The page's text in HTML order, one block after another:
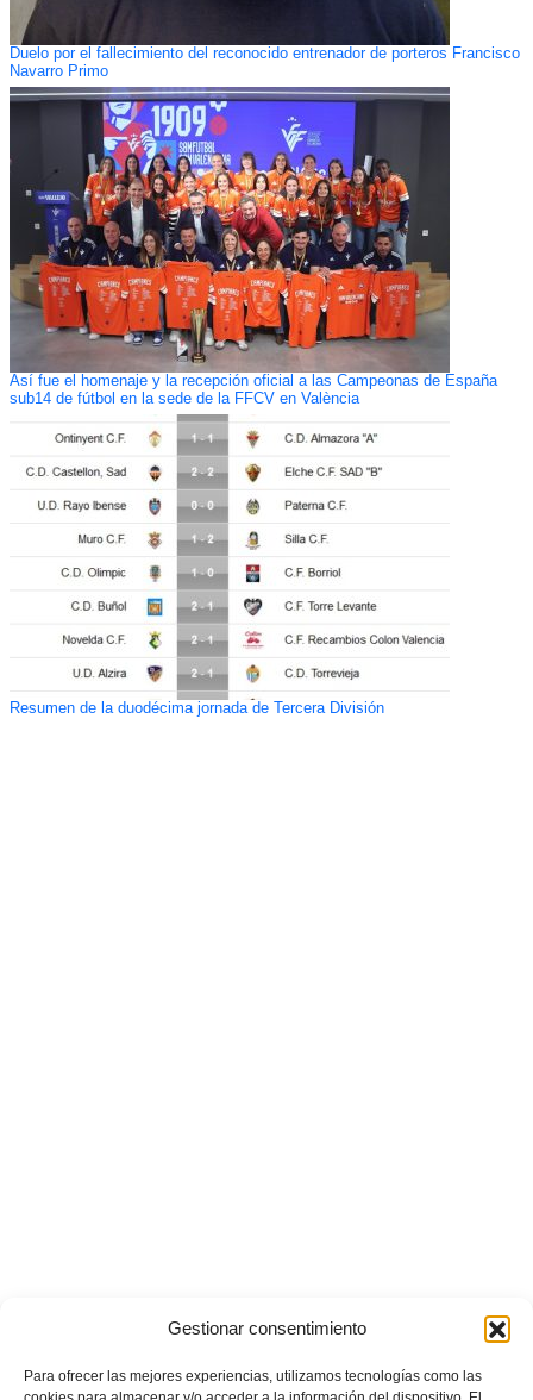
Gestionar consentimiento
Para ofrecer las mejores experiencias, utilizamos tecnologías como las
Duelo por el fallecimiento del reconocido entrenador de porteros Francisco
Navarro Primo
Así fue el homenaje y la recepción oficial a las Campeonas de España
sub14 de fútbol en la sede de la FFCV en València
Resumen de la duodécima jornada de Tercera División